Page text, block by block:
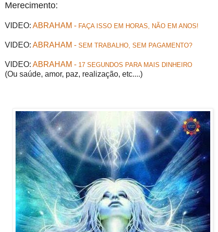
Merecimento:
VIDEO: ABRAHAM - FAÇA ISSO EM HORAS, NÃO EM ANOS!
VIDEO: ABRAHAM - SEM TRABALHO, SEM PAGAMENTO?
VIDEO: ABRAHAM - 17 SEGUNDOS PARA MAIS DINHEIRO
(Ou saúde, amor, paz, realização, etc....)